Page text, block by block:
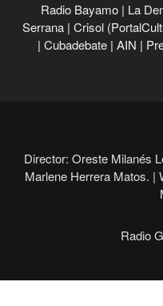
Radio Bayamo | La
Serrana | Crisol
| Cubadebate | AIN |
Director: Oreste Milanés
Marlene Herrera Matos. |
Radio